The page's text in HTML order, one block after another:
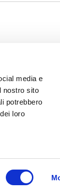
media e
nostro sito
potrebbero
loro